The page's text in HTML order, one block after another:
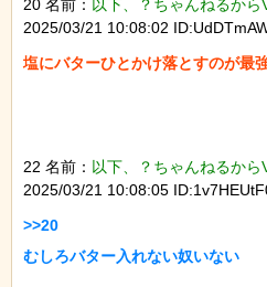
20 名前： 以下、？ちゃんねるから
2025/03/21 10:08:02
塩にバターひとかけ落とすのが最
22 名前： 以下、？ちゃんねるから
2025/03/21 10:08:05
>>20
むしろバター入れない奴いない